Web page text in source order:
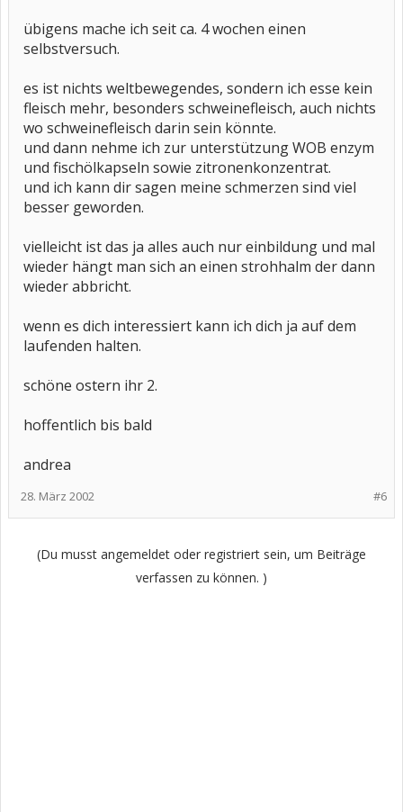
übigens mache ich seit ca. 4 wochen einen
selbstversuch.
es ist nichts weltbewegendes, sondern ich esse kein
fleisch mehr, besonders schweinefleisch, auch nichts
wo schweinefleisch darin sein könnte.
und dann nehme ich zur unterstützung WOB enzym
und fischölkapseln sowie zitronenkonzentrat.
und ich kann dir sagen meine schmerzen sind viel
besser geworden.
vielleicht ist das ja alles auch nur einbildung und mal
wieder hängt man sich an einen strohhalm der dann
wieder abbricht.
wenn es dich interessiert kann ich dich ja auf dem
laufenden halten.
schöne ostern ihr 2.
hoffentlich bis bald
andrea
#6
28. März 2002
(Du musst angemeldet oder registriert sein, um Beiträge
verfassen zu können. )